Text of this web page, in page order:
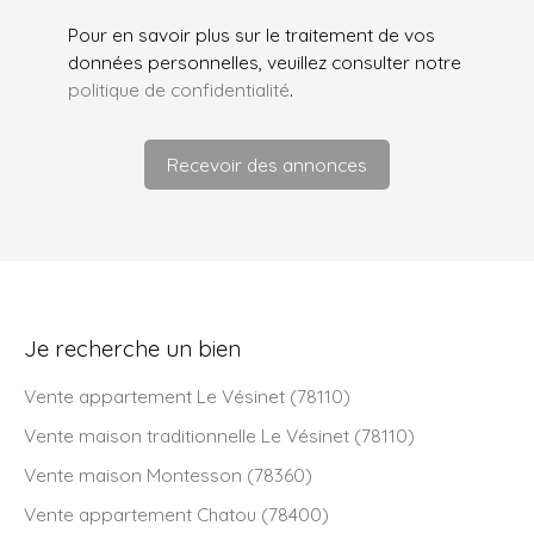
Pour en savoir plus sur le traitement de vos
données personnelles, veuillez consulter notre
politique de confidentialité.
Recevoir des annonces
Je recherche un bien
Vente appartement Le Vésinet (78110)
Vente maison traditionnelle Le Vésinet (78110)
Vente maison Montesson (78360)
Vente appartement Chatou (78400)